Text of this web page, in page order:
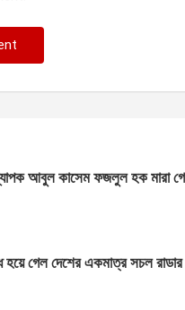
আবুল কাসেম ফজলুল হক মারা
হয়ে গেল দেশের একমাত্র সচল রাডার